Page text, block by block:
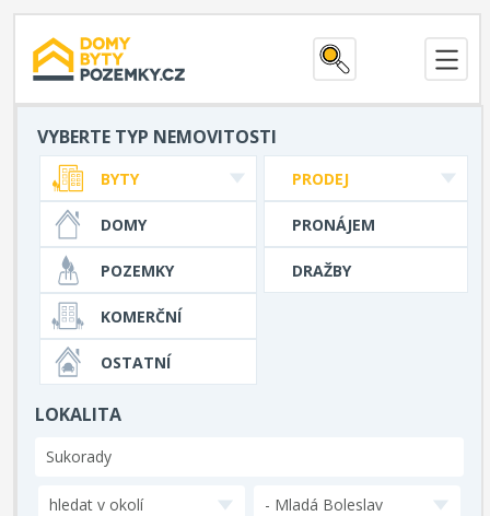
VYBERTE TYP NEMOVITOSTI
PRODEJ
PRONÁJEM
DRAŽBY
BYTY
DOMY
POZEMKY
KOMERČNÍ
OSTATNÍ
LOKALITA
hledat v okolí - Mladá Boleslav